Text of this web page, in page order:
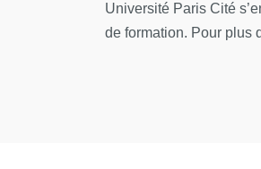
l’Université Paris
Université Paris Cité
de formation. Pour plus